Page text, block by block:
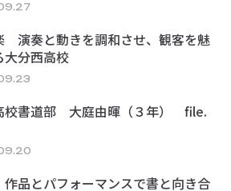
演奏と動きを調和させ、観客を魅
大分西高校
校書道部 大庭由暉（３年） file.
品とパフォーマンスで書と向き合